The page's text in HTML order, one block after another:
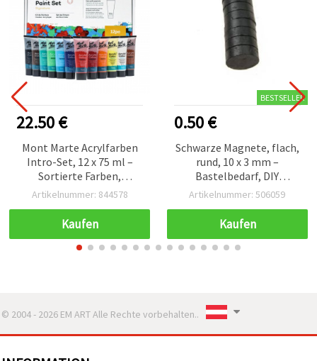
22.50 €
Mont Marte Acrylfarben
Intro-Set, 12 x 75 ml –
Sortierte Farben,
Acrylfarben-Set für
Artikelnummer: 844578
Kaufen
BESTSELLER
0.50 €
Schwarze Magnete, flach,
rund, 10 x 3 mm –
Bastelbedarf, DIY
Kühlschrankmagnete, 10
Artikelnummer: 506059
Kaufen
© 2004 - 2026 EM ART Alle Rechte vorbehalten..